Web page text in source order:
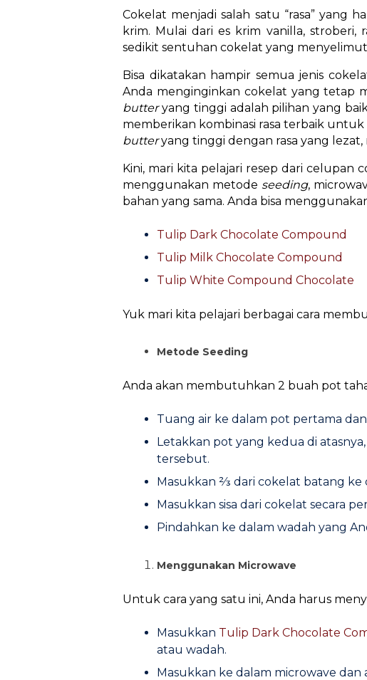
Cokelat menjadi salah satu “rasa” yang
krim. Mulai dari es krim vanilla, stroberi,
sedikit sentuhan cokelat yang
Bisa dikatakan hampir semua jenis
Anda menginginkan cokelat yang tetap
butteryang tinggi adalah pilihan yang
memberikan kombinasi rasa terbaik
butteryang tinggi dengan rasa yang lezat,
Kini, mari kita pelajari resep dari celupan
menggunakan metode seeding,
bahan yang sama. Anda bisa
Tulip Dark Chocolate Compound
Tulip Milk Chocolate Compound
Tulip White Compound Chocolate
Yuk mari kita pelajari berbagai cara
Metode Seeding
Anda akan membutuhkan 2 buah pot
Tuang air ke dalam pot pertama
Letakkan pot yang kedua di
tersebut.
Masukkan ⅔ dari cokelat batang ke
Masukkan sisa dari cokelat secara
Pindahkan ke dalam wadah yang
Menggunakan Microwave
Untuk cara yang satu ini, Anda harus
Masukkan Tulip Dark Chocolate
atau wadah.
Masukkan ke dalam microwave dan